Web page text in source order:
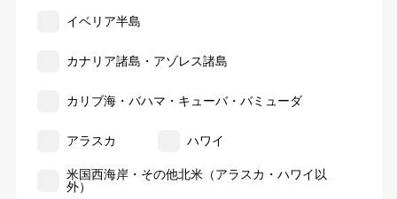
イベリア半島
カナリア諸島・アゾレス諸島
カリブ海・バハマ・キューバ・バミューダ
アラスカ ハワイ
米国西海岸・その他北米（アラスカ・ハワイ以
外）